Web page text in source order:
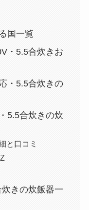
国一覧
・5.5合炊きお
・5.5合炊きの
5.5合炊きの炊
と口コミ
炊きの炊飯器一